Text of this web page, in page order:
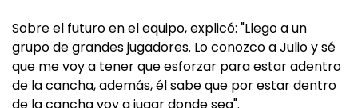
Sobre el futuro en el equipo, explicó: "Llego a un
grupo de grandes jugadores. Lo conozco a Julio y sé
que me voy a tener que esforzar para estar adentro
de la cancha, además, él sabe que por estar dentro